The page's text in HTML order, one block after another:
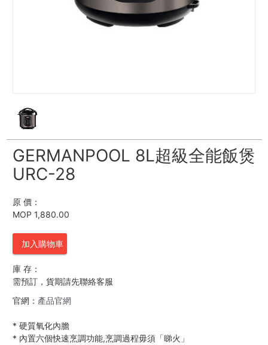
GERMANPOOL 8L超級全能飯煲
URC-28
原 價：
MOP 1,880.00
加入購物車
庫 存：
需預訂，貨期請先聯絡客服
官網： 產品官網
* 硬質氧化內膽
* 內置六個快速烹調功能,烹調過程毋須「睇火」